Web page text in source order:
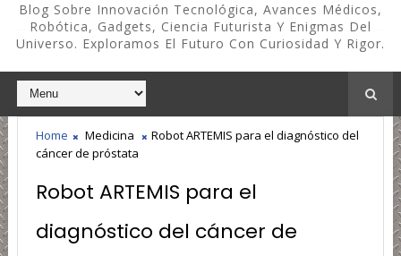
Blog Sobre Innovación Tecnológica, Avances Médicos,
Robótica, Gadgets, Ciencia Futurista Y Enigmas Del
Universo. Exploramos El Futuro Con Curiosidad Y Rigor.
Home Medicina
Robot ARTEMIS para el diagnóstico del
cáncer de próstata
Robot ARTEMIS para el
diagnóstico del cáncer de